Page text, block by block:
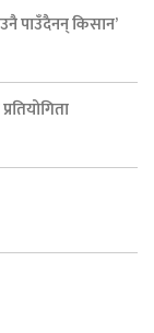
पाउँदैनन् किसान’